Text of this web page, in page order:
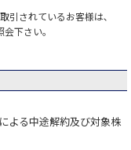
引されているお客様は､
会下さい｡
よる中途解約及び対象株